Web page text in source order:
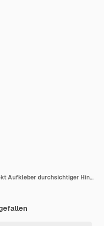
Linsenstrahlung Gelblichteffekt Aufkleber durchsichtiger Hintergrund